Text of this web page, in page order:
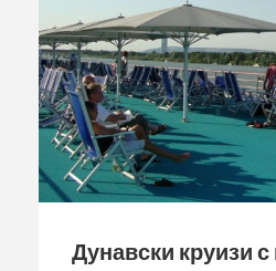
Дунавски круизи